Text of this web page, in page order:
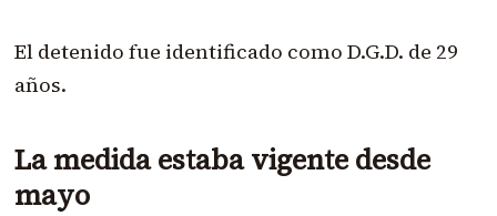
El detenido fue identificado como D.G.D. de 29
años.
La medida estaba vigente desde
mayo